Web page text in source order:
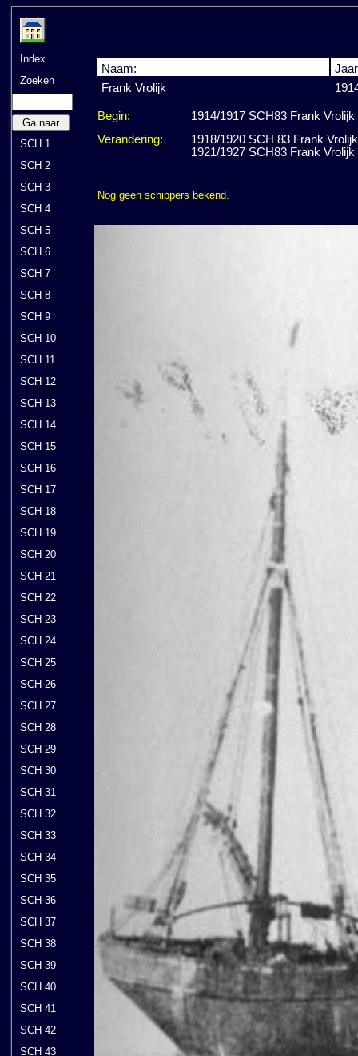
Index
Zoeken
Ga naar
SCH 1
SCH 2
SCH 3
SCH 4
SCH 5
SCH 6
SCH 7
SCH 8
SCH 9
SCH 10
SCH 11
SCH 12
SCH 13
SCH 14
SCH 15
SCH 16
SCH 17
SCH 18
SCH 19
SCH 20
SCH 21
SCH 22
SCH 23
SCH 24
SCH 25
SCH 26
SCH 27
SCH 28
SCH 29
SCH 30
SCH 31
SCH 32
SCH 33
SCH 34
SCH 35
SCH 36
SCH 37
SCH 38
SCH 39
SCH 40
SCH 41
SCH 42
SCH 43
Naam:
Frank Vrolijk
Begin:
1914/1917 SCH83 Frank
Verandering:
1918/1920 SCH 83 Frank
1921/1927 SCH83 Frank
Nog geen schippers bekend.